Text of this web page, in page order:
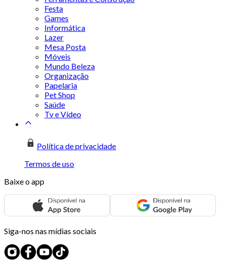
Festa
Games
Informática
Lazer
Mesa Posta
Móveis
Mundo Beleza
Organização
Papelaria
Pet Shop
Saúde
Tv e Vídeo
Política de privacidade
Termos de uso
Baixe o app
Siga-nos nas mídias sociais